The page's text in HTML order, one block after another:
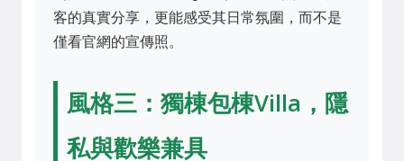
客的真實分享，更能感受其日常氛圍，而不是
僅看官網的宣傳照。
風格三：獨棟包棟Villa，隱
私與歡樂兼具